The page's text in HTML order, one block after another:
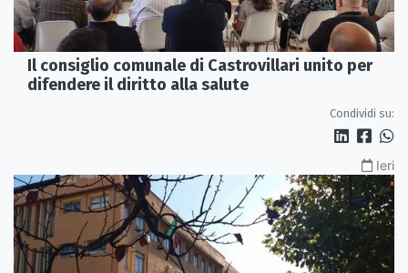
Il consiglio comunale di Castrovillari unito per
difendere il diritto alla salute
Condividi su:
Ieri